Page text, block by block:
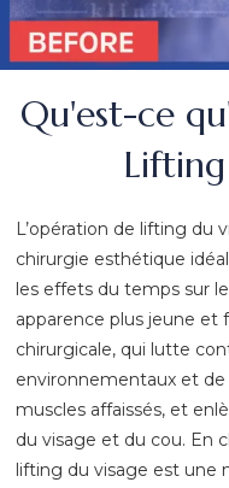
Qu'est-ce
L’opération de lifting du
chirurgie esthétique
les effets du temps sur
apparence plus jeune et
chirurgicale, qui lutte
environnementaux et de
muscles affaissés, et
du visage et du cou. En
lifting du visage est une